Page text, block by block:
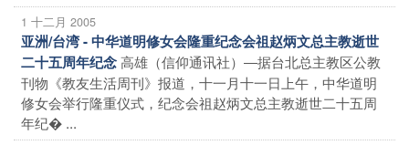
1 十二月 2005
亚洲/台湾 - 中华道明修女会隆重纪念会祖赵炳文总主教逝世
二十五周年纪念高雄（信仰通讯社）―据台北总主教区公教
刊物《教友生活周刊》报道，十一月十一日上午，中华道明
修女会举行隆重仪式，纪念会祖赵炳文总主教逝世二十五周
年纪� ...